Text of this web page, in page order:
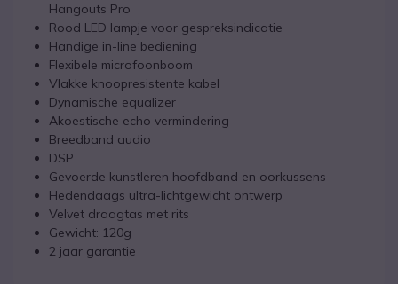
Hangouts Pro
Rood LED lampje voor gespreksindicatie
Handige in-line bediening
Flexibele microfoonboom
Vlakke knoopresistente kabel
Dynamische equalizer
Akoestische echo vermindering
Breedband audio
DSP
Gevoerde kunstleren hoofdband en oorkussens
Hedendaags ultra-lichtgewicht ontwerp
Velvet draagtas met rits
Gewicht: 120g
2 jaar garantie